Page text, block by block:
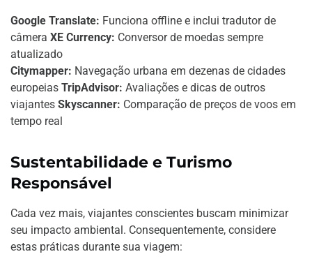
Google Translate: Funciona offline e inclui tradutor de
câmera XE Currency: Conversor de moedas sempre
atualizado
Citymapper: Navegação urbana em dezenas de cidades
europeias TripAdvisor: Avaliações e dicas de outros
viajantes Skyscanner: Comparação de preços de voos em
tempo real
Sustentabilidade e Turismo
Responsável
Cada vez mais, viajantes conscientes buscam minimizar
seu impacto ambiental. Consequentemente, considere
estas práticas durante sua viagem: